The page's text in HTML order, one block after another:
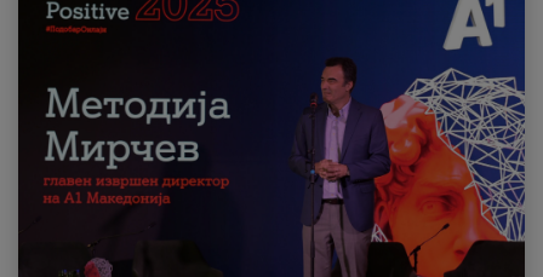
МК EN
Приватни Деловни
Поддршка